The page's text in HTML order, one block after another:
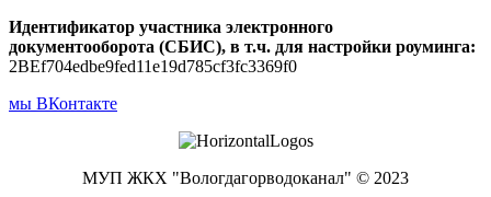
Идентификатор участника электронного
документооборота (СБИС), в т.ч. для настройки роуминга:
2BEf704edbe9fed11e19d785cf3fc3369f0
мы ВКонтакте
МУП ЖКХ "Вологдагорводоканал" © 2023